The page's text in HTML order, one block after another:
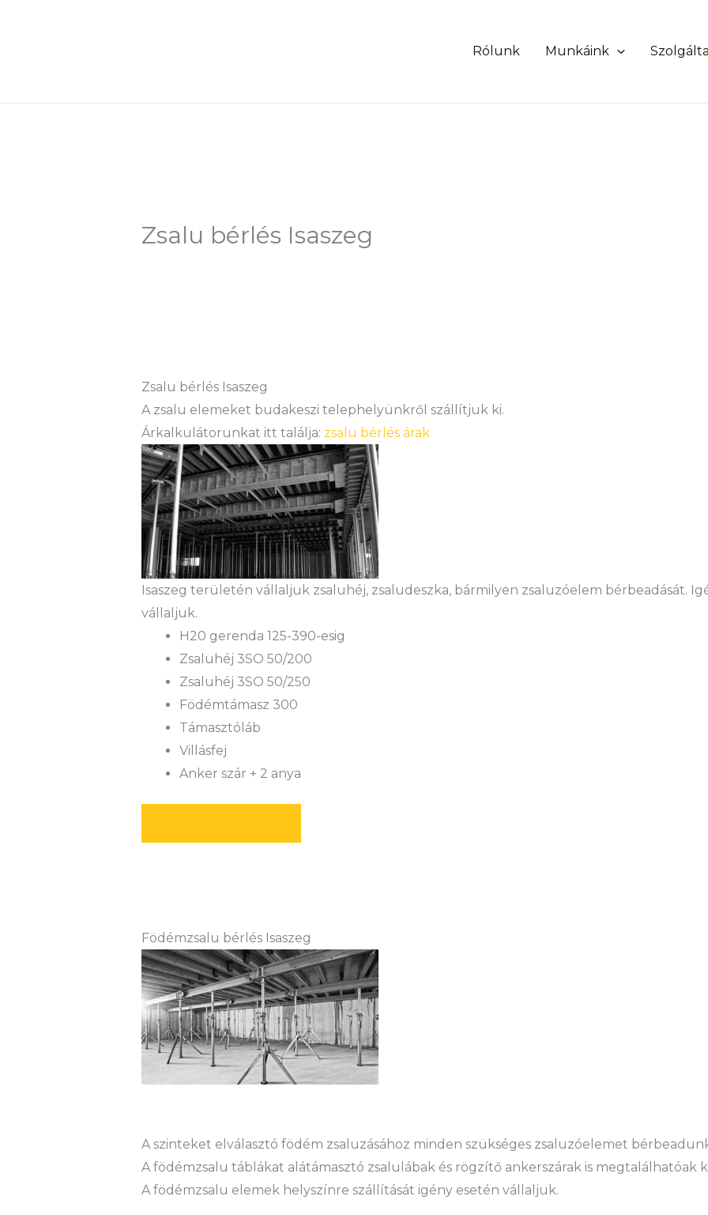
Rólunk Munkáink
Zsalu bérlés Isaszeg
Zsalu bérlés Isaszeg
A zsalu elemeket budakeszi telephelyünkről szállítjuk ki.
Árkalkulátorunkat itt találja: zsalu bérlés árak
Isaszeg területén vállaljuk zsaluhéj, zsaludeszka, bármilyen zsaluzóelem bérbeadását.
vállaljuk.
H20 gerenda 125-390-esig
Zsaluhéj 3SO 50/200
Zsaluhéj 3SO 50/250
Födémtámasz 300
Támasztóláb
Villásfej
Anker szár + 2 anya
Födémzsalu bérlés Isaszeg
A szinteket elválasztó födém zsaluzásához minden szükséges zsaluzóelemet
A födémzsalu táblákat alátámasztó zsalulábak és rögzítő ankerszárak is megtalálhatóak
A födémzsalu elemek helyszínre szállítását igény esetén vállaljuk.